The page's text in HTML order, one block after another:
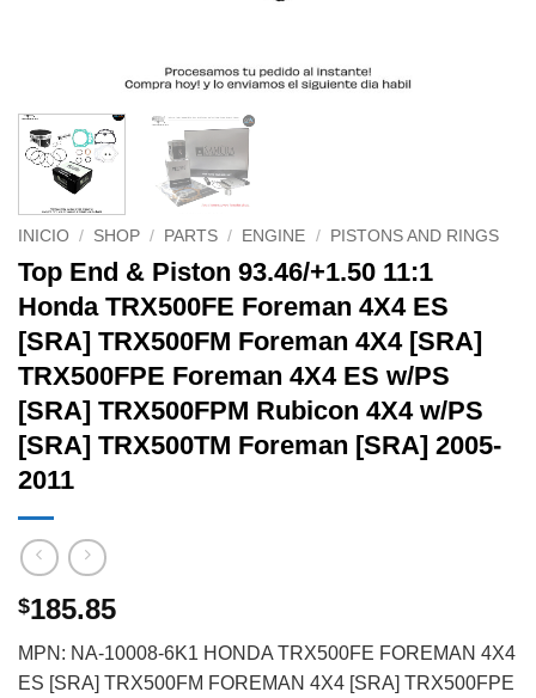
INICIO / SHOP / PARTS / ENGINE / PISTONS AND RINGS
Top End & Piston 93.46/+1.50 11:1
Honda TRX500FE Foreman 4X4 ES
[SRA] TRX500FM Foreman 4X4 [SRA]
TRX500FPE Foreman 4X4 ES w/PS
[SRA] TRX500FPM Rubicon 4X4 w/PS
[SRA] TRX500TM Foreman [SRA] 2005-
2011
$185.85
MPN: NA-10008-6K1 HONDA TRX500FE FOREMAN 4X4
ES [SRA] TRX500FM FOREMAN 4X4 [SRA] TRX500FPE